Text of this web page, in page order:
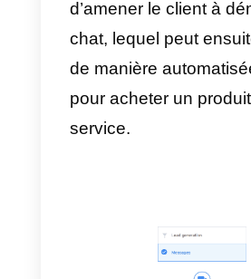
Pour promouvoir
ce type de
d’affaires,
possibilité de
par le client,